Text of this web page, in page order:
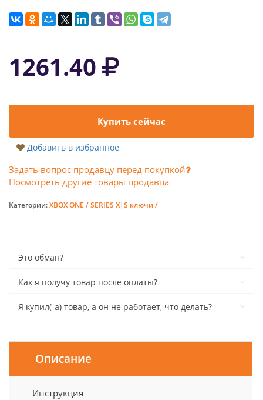
1261.40
Купить сейчас
Добавить в избранное
Задать вопрос продавцу перед покупкой
Посмотреть другие товары продавца
Категории:XBOX ONE / SERIES X|S ключи /
Это обман?
Как я получу товар после оплаты?
Я купил(-а) товар, а он не работает, что делать?
Описание
Инструкция